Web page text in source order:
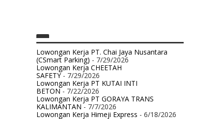
Lowongan Kerja PT. Chai Jaya Nusantara
(CSmart Parking) - 7/29/2026
Lowongan Kerja CHEETAH
SAFETY- 7/29/2026
Lowongan Kerja PT KUTAI INTI
BETON- 7/22/2026
Lowongan Kerja PT GORAYA TRANS
KALIMANTAN- 7/7/2026
Lowongan Kerja Himeji Express - 6/18/2026